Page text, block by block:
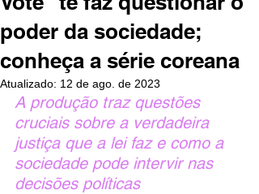
poder da sociedade;
conheça a série coreana
Atualizado: 12 de ago. de 2023
A produção traz questões
cruciais sobre a verdadeira
justiça que a lei faz e como a
sociedade pode intervir nas
decisões políticas